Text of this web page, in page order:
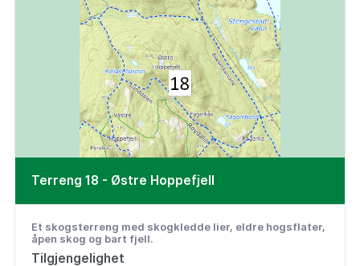
Terreng 18 - Østre Hoppefjell
Et skogsterreng med skogkledde lier, eldre hogsflater,
åpen skog og bart fjell.
Tilgjengelighet